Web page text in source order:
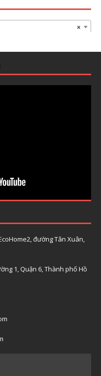
×
đường Tân Xuân,
1, Quận 6, Thành phố Hồ